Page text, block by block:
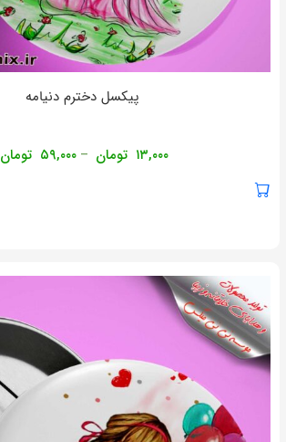
پیکسل دخترم دنیامه
۱۳,۰۰۰ تومان – ۵۹,۰۰۰ تومان